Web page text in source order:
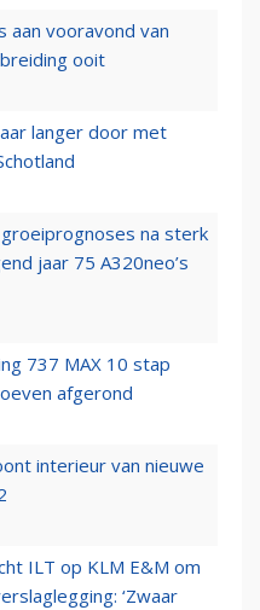
aan vooravond van
ooit
langer door met
na sterk
jaar 75 A320neo’s
737 MAX 10 stap
afgerond
interieur van nieuwe
ILT op KLM E&M om
‘Zwaar